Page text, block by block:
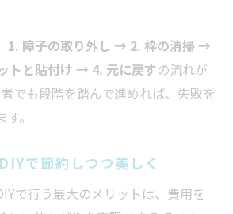
1. 障子の取り外し → 2. 枠の清掃 →
トと貼付け → 4. 元に戻すの流れが
でも段階を踏んで進めれば、失敗を
。
で節約しつつ美しく
で行う最大のメリットは、費用を